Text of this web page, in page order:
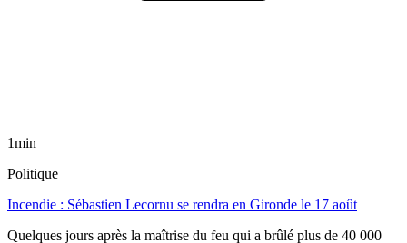
1min
Politique
Incendie : Sébastien Lecornu se rendra en Gironde le 17 août
Quelques jours après la maîtrise du feu qui a brûlé plus de 40 000